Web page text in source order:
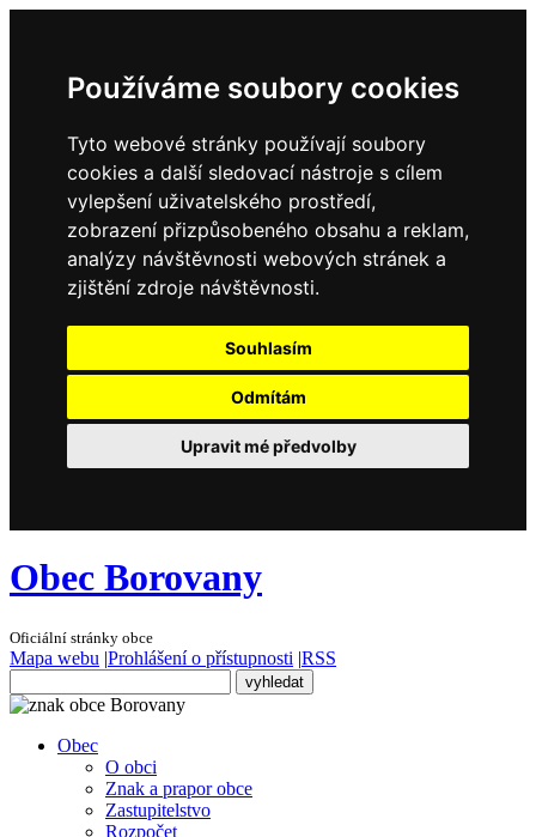
Používáme soubory cookies
Tyto webové stránky používají soubory
cookies a další sledovací nástroje s cílem
vylepšení uživatelského prostředí,
zobrazení přizpůsobeného obsahu a reklam,
analýzy návštěvnosti webových stránek a
zjištění zdroje návštěvnosti.
Souhlasím
Odmítám
Upravit mé předvolby
Obec Borovany
Oficiální stránky obce
Mapa webu |Prohlášení o přístupnosti |RSS
Obec
O obci
Znak a prapor obce
Zastupitelstvo
Rozpočet